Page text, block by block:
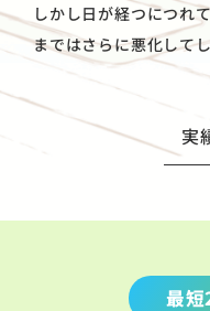
しかし日が経つにつれ
まではさらに悪化して
実
最